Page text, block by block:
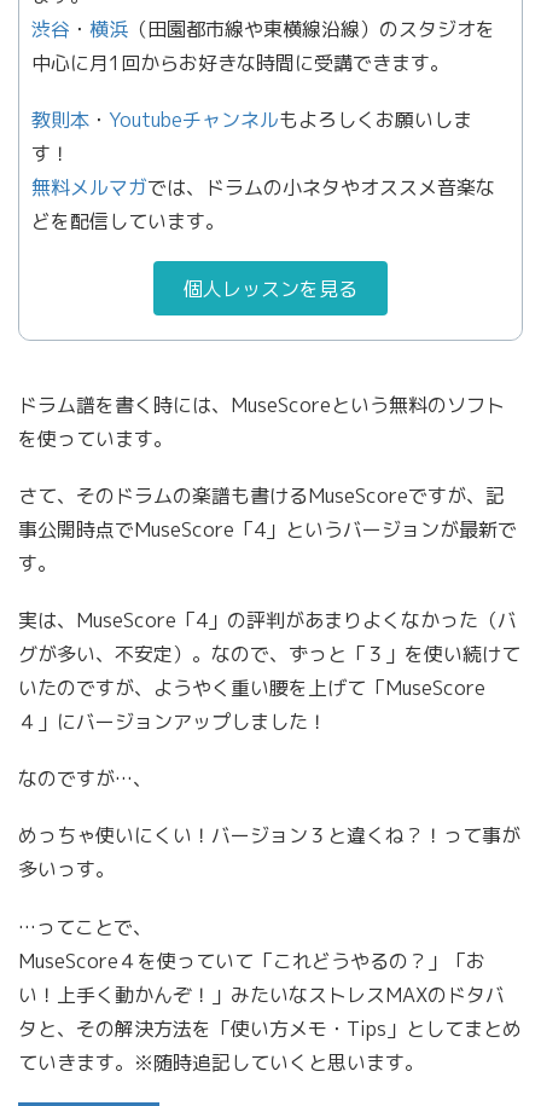
渋谷 ・ 横浜 （田園都市線や東横線沿線）のスタジオを
中心に月1回からお好きな時間に受講できます。
教則本 ・ Youtubeチャンネルもよろしくお願いしま
す！
無料メルマガでは、ドラムの小ネタやオススメ音楽な
どを配信しています。
個人レッスンを見る
ドラム譜を書く時には、MuseScoreという無料のソフト
を使っています。
さて、そのドラムの楽譜も書けるMuseScoreですが、記
事公開時点でMuseScore「4」というバージョンが最新で
す。
実は、MuseScore「4」の評判があまりよくなかった（バ
グが多い、不安定）。なので、ずっと「３」を使い続けて
いたのですが、ようやく重い腰を上げて「MuseScore
４」にバージョンアップしました！
なのですが…、
めっちゃ使いにくい！バージョン３と違くね？！って事が
多いっす。
…ってことで、
MuseScore４を使っていて「これどうやるの？」「お
い！上手く動かんぞ！」みたいなストレスMAXのドタバ
タと、その解決方法を「使い方メモ・Tips」としてまとめ
ていきます。※随時追記していくと思います。